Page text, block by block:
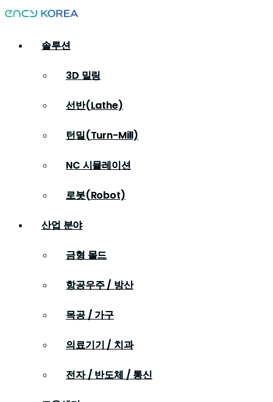
솔루션
3D 밀링
선반(Lathe)
턴밀(Turn-Mill)
NC 시뮬레이션
로봇(Robot)
산업 분야
금형 몰드
항공우주 / 방산
목공 / 가구
의료기기 / 치과
전자 / 반도체 / 통신